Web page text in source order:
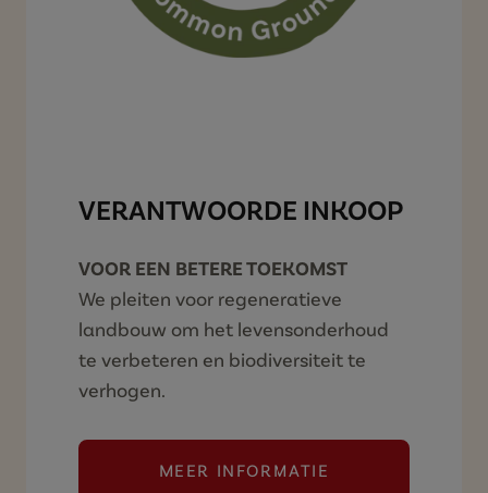
VERANTWOORDE INKOOP
VOOR EEN BETERE TOEKOMST
We pleiten voor regeneratieve
landbouw om het levensonderhoud
te verbeteren en biodiversiteit te
verhogen.
MEER INFORMATIE